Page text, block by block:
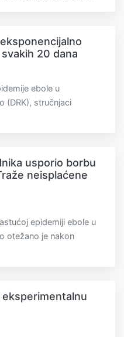
20 dana
ebole u
(DRK), stručnjaci
usporio borbu
neisplaćene
epidemiji ebole u
otežano je nakon